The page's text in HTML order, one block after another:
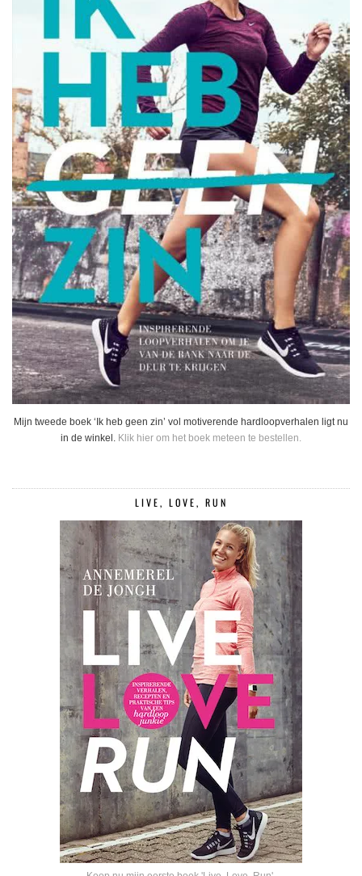
Mijn tweede boek ‘Ik heb geen zin’ vol motiverende hardloopverhalen ligt nu
in de winkel. Klik hier om het boek meteen te bestellen.
LIVE, LOVE, RUN